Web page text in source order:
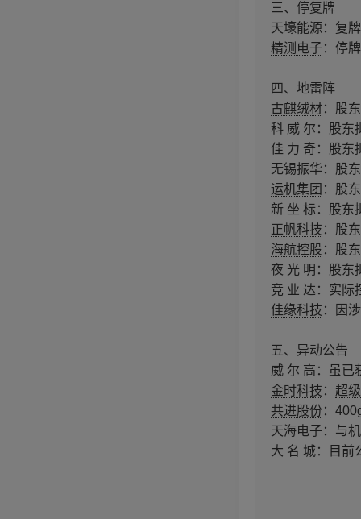
三、停复牌
天壕能源 ：复
精测电子：停
四、地雷阵
古麒绒材：股
科 威 尔：股东
佳 力 奇：股东
无锡振华 ：股
运机集团 ：股
新 坐 标：股东
正帆科技 ：股
海航控股 ：股
夜 光 明：股东
竞 业 达：实际
佳缘科技 ：因
五、异动公告
威 尔 高：虽已
金时科技 ： 超
共进股份 ：
天海电子：与
大 名 城：目前